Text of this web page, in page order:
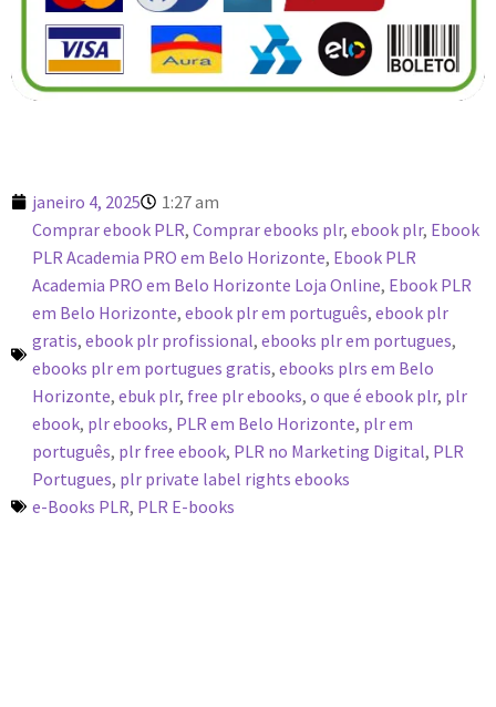
janeiro 4, 2025
1:27 am
Comprar ebook PLR, Comprar ebooks plr, ebook plr, Ebook
PLR Academia PRO em Belo Horizonte, Ebook PLR
Academia PRO em Belo Horizonte Loja Online, Ebook PLR
em Belo Horizonte, ebook plr em português, ebook plr
gratis, ebook plr profissional, ebooks plr em portugues,
ebooks plr em portugues gratis, ebooks plrs em Belo
Horizonte, ebuk plr, free plr ebooks, o que é ebook plr, plr
ebook, plr ebooks, PLR em Belo Horizonte, plr em
português, plr free ebook, PLR no Marketing Digital, PLR
Portugues, plr private label rights ebooks
e-Books PLR, PLR E-books